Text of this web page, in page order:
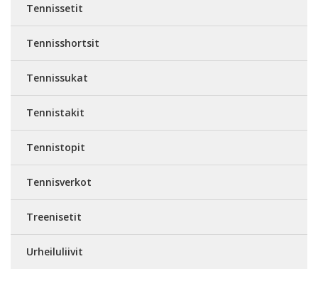
Tennissetit
Tennisshortsit
Tennissukat
Tennistakit
Tennistopit
Tennisverkot
Treenisetit
Urheiluliivit